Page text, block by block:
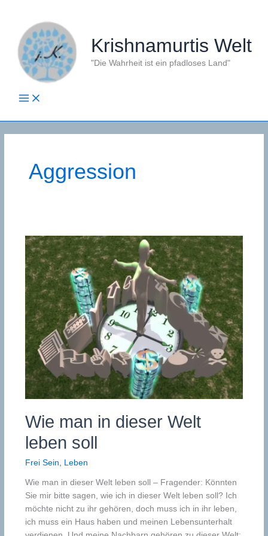
springen
Krishnamurtis Welt
"Die Wahrheit ist ein pfadloses Land"
Aggression
Wie man in dieser Welt
leben soll
Frei Sein Leben
Wie man in dieser Welt leben soll – Fragender: Könnten
Sie mir bitte sagen, wie ich in dieser Welt leben soll? Ich
möchte nicht zu ihr gehören, doch muss ich in ihr leben,
ich muss ein Haus haben und meinen Lebensunterhalt